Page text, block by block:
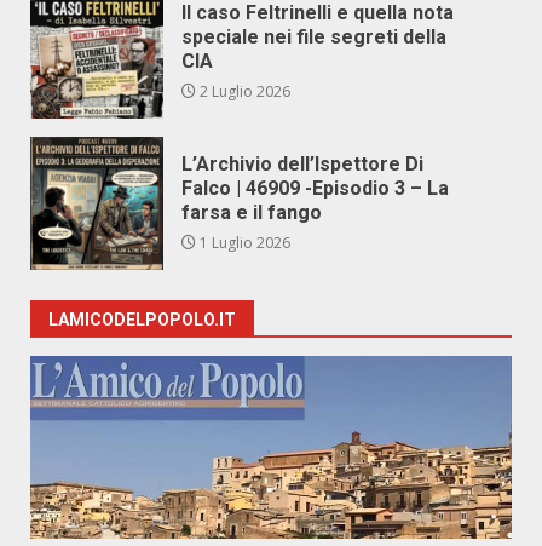
Il caso Feltrinelli e quella nota
speciale nei file segreti della
CIA
2 Luglio 2026
L’Archivio dell’Ispettore Di
Falco | 46909 -Episodio 3 – La
farsa e il fango
1 Luglio 2026
LAMICODELPOPOLO.IT